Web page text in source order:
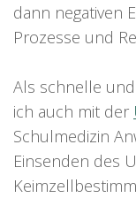
dann negativen
Prozesse und
Als schnelle
ich auch mit der
Schulmedizin
Einsenden des